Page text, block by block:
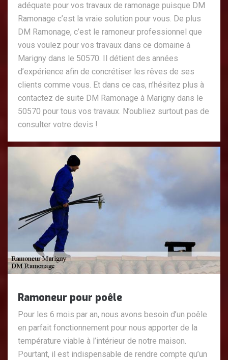
adéquate pour vos travaux de ramonage puisque DM
Ramonage c’est la vraie solution pour vous. De plus
DM Ramonage, c’est le ramoneur professionnel que
vous voulez pour vos travaux dans ce domaine à
Marigny dans le 50570. Il détient des années
d’expérience afin de concrétiser les rêves de ses
clients comme vous. Et dans ce cas, n’hésitez plus à
contactez de suite DM Ramonage à Marigny dans le
50570 pour tous vos travaux. N’oubliez surtout pas de
consulter votre devis !
Ramoneur pour poêle
Pour les 6 mois par an, nous avons besoin d’un poêle
en parfait fonctionnement pour nous apporter de la
température viable à l’intérieur de notre maison.
Pourtant, il est indispensable de rendre compte qu’un